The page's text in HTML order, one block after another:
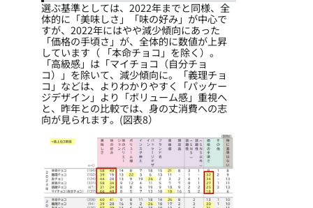
選ぶ基準としては、2022年までと同様、全
体的に「美味しさ」「味の好み」が中心で
すが、2022年にはやや減少傾向にあった
「価格の手頃さ」が、全体的に数値が上昇
しています（ 「本命チョコ」を除く）。
「高級感」は「マイチョコ（自分チョ
コ）」を除いて、減少傾向に。「義理チョ
コ」などは、よりわかりやすく「パッケー
ジデザイン」より「ボリューム感」重視へ
と、昨年との比較では、身の丈消費への志
向が見られます。(図表8）